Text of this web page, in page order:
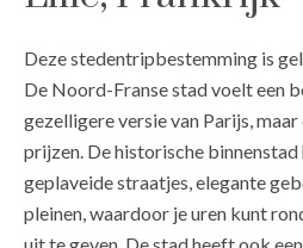
Deze stedentripbestemming is
De Noord-Franse stad voelt een
gezelligere versie van Parijs,
prijzen. De historische binnenstad
geplaveide straatjes, elegante
pleinen, waardoor je uren kunt
uit te geven. De stad heeft ook